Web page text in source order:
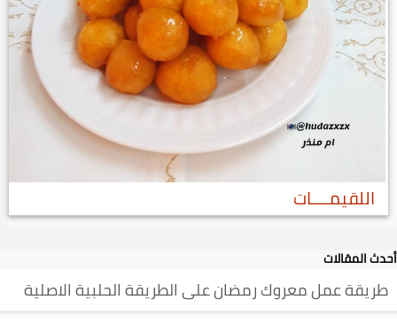
اللقيمــــات
أحدث المقالات
طريقة عمل معروك رمضان على الطريقة الحلبية الاصلية